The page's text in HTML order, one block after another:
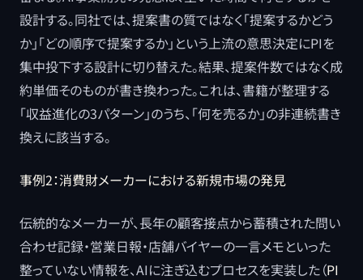
設計する。同社では、提案書の質ではなく「提案するかどう
か」「どの順序で提案するか」という上流の意思決定にPIを
集中投下する設計に切り替えた。結果、提案件数ではなく成
約単価そのものが書き換わった。これは、書籍が整理する
「収益進化の3パターン」のうち、「何を売るか」の非連続書き
換えに該当する。
事例2：消費財メーカーにおける新規市場の発見
伝統的なメーカーが、長年の顧客接点から蓄積された問い
合わせ記録・営業日報・店舗バイヤーの一言メモといった
整っていない情報を、AIに注ぎ込むプロセスを実装した（PI